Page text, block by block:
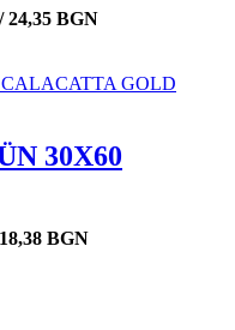
24,35 BGN
30X60
BGN